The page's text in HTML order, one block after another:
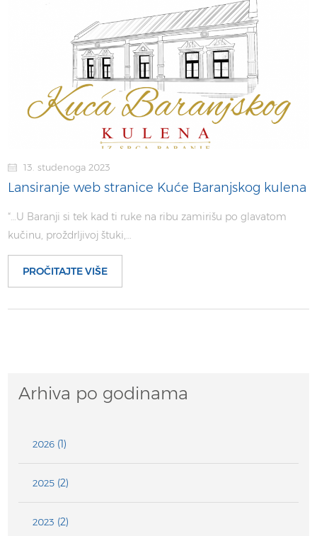
13. studenoga 2023
Lansiranje web stranice Kuće Baranjskog kulena
“…U Baranji si tek kad ti ruke na ribu zamirišu po glavatom
kučinu, proždrljivoj štuki,…
PROČITAJTE VIŠE
Arhiva po godinama
2026(1)
2025(2)
2023 (2)